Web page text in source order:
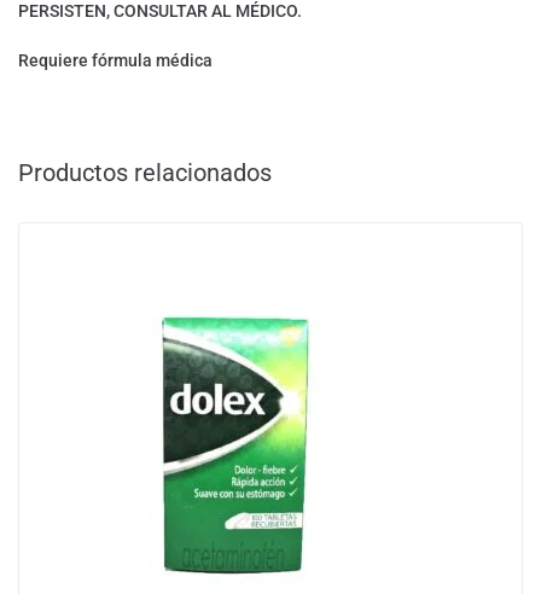
PERSISTEN, CONSULTAR AL MÉDICO.
Requiere fórmula médica
Productos relacionados